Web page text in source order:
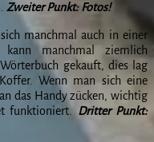
Zweiter Punkt: Fotos!
manchmal auch in einer
kann manchmal ziemlich
gekauft, dies lag
Wenn man sich eine
das Handy zücken, wichtig
funktioniert. Dritter Punkt: